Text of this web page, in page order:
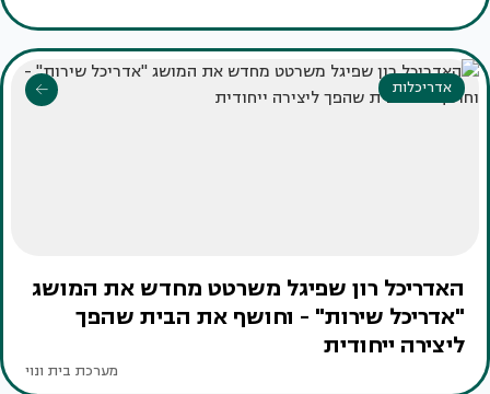
אדריכלות
האדריכל רון שפיגל משרטט מחדש את המושג
"אדריכל שירות" - וחושף את הבית שהפך
ליצירה ייחודית
מערכת בית ונוי